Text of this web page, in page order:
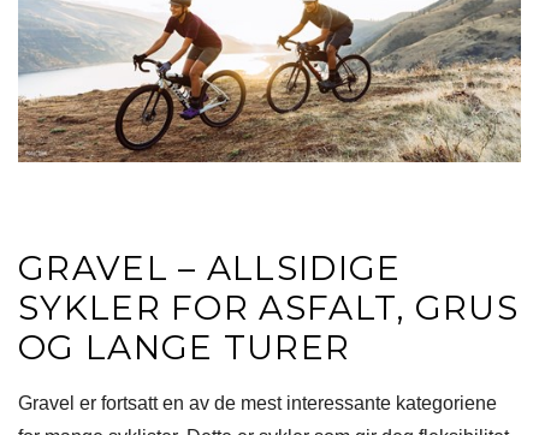
GRAVEL – ALLSIDIGE
SYKLER FOR ASFALT, GRUS
OG LANGE TURER
Gravel er fortsatt en av de mest interessante kategoriene